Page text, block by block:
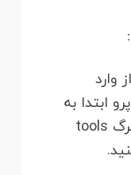
وارد
ابتدا به
سیستم مختصات را در سربرگ tools